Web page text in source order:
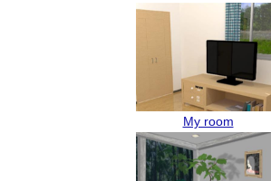
My room